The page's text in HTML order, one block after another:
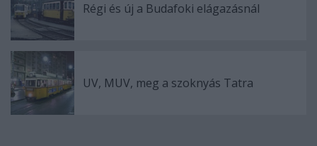
Régi és új a Budafoki elágazásnál
UV, MUV, meg a szoknyás Tatra